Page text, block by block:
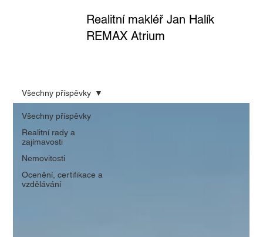
Realitní makléř Jan Halík
REMAX Atrium
Všechny příspěvky
Realitní rady a
zajímavosti
Nemovitosti
Ocenění, certifikace a
vzdělávání
Všechny příspěvky